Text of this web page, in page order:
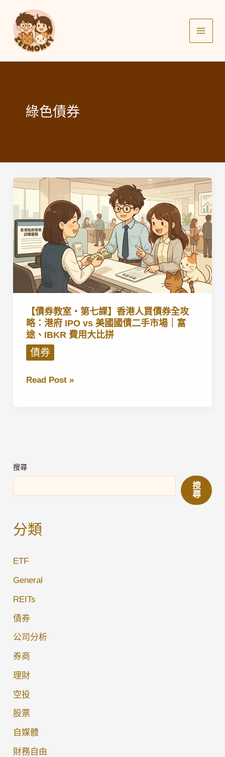
content
綠色債券
【債券教室・第七課】香港人買債券全攻
略：港府 IPO vs 美國國債二手市場｜富
途、IBKR 費用大比拼
債券
【債
課】
香
買
債
全
攻
港
府
IPO
美
國
國
二
手
市
Read Post »
搜尋
搜
尋
分類
ETF
General
REITs
債券
公司分析
券商
理財
空投
股票
自媒體
財務自由